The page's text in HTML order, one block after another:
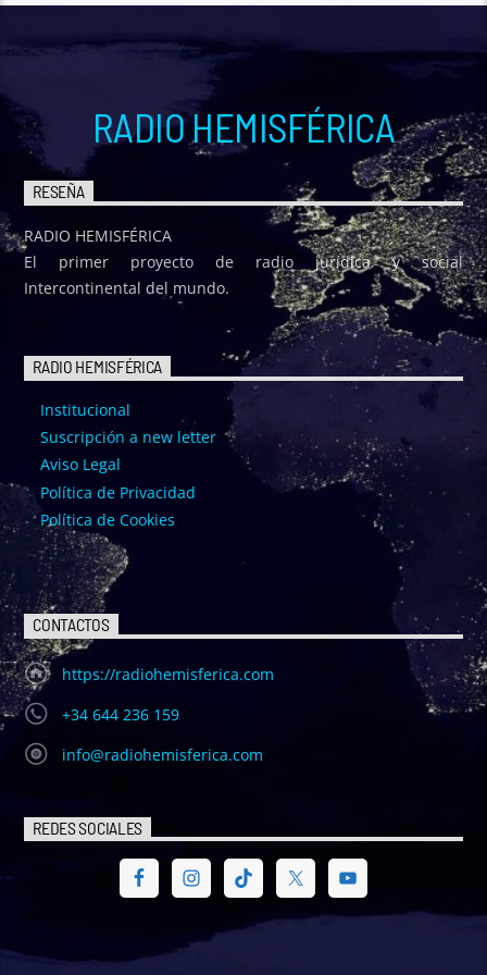
Música exitosa variada de todos los géneros
RADIO HEMISFÉRICA
RESEÑA
RADIO HEMISFÉRICA
El primer proyecto de radio jurídica y social
Intercontinental del mundo.
RADIO HEMISFÉRICA
Institucional
Suscripción a new letter
Aviso Legal
Política de Privacidad
Política de Cookies
CONTACTOS
https://radiohemisferica.com
+34 644 236 159
info@radiohemisferica.com
REDES SOCIALES